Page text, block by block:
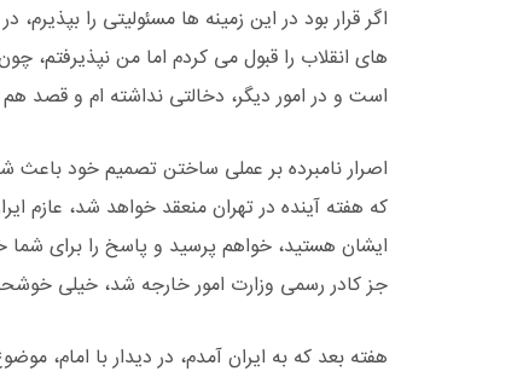
اگر قرار بود در این زمینه ها مسئولیتی را
های انقلاب را قبول می کردم اما من نپذیرفتم،
است و در امور دیگر، دخالتی نداشته ام و قصد
اصرار نامبرده بر عملی ساختن تصمیم خود باعث
که هفته آینده در تهران منعقد خواهد شد، عازم
ایشان هستید، خواهم پرسید و پاسخ را برای
جز کادر رسمی وزارت امور خارجه شد، خیلی
هفته بعد که به ایران آمدم، در دیدار با امام،